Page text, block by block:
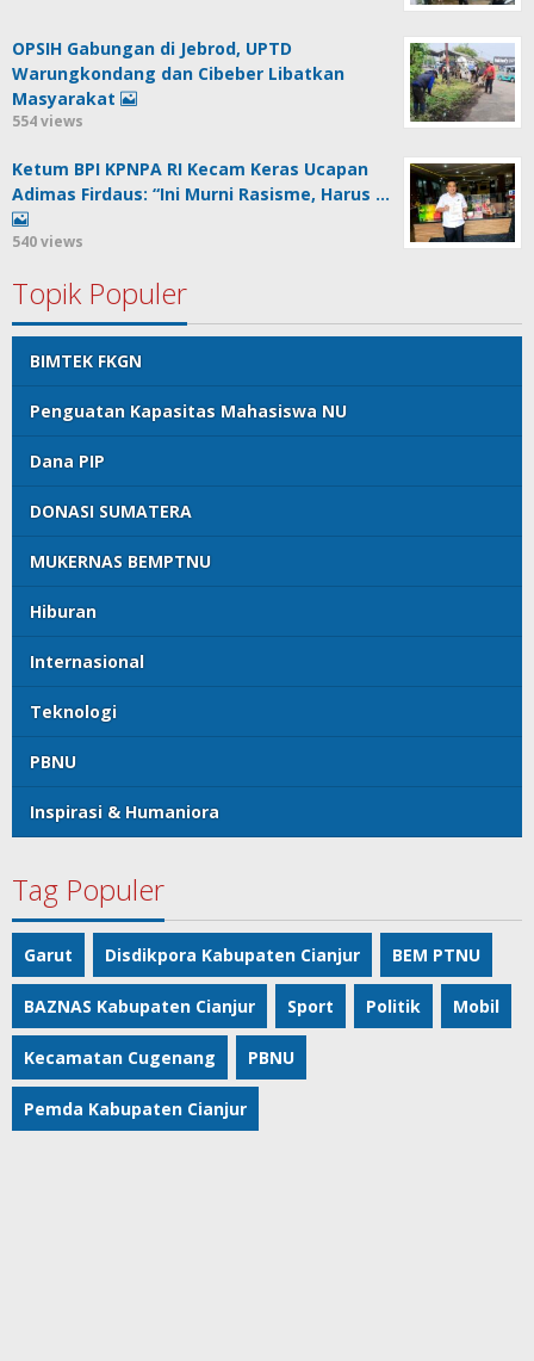
OPSIH Gabungan di Jebrod, UPTD
Warungkondang dan Cibeber Libatkan
Masyarakat
554 views
Ketum BPI KPNPA RI Kecam Keras Ucapan
Adimas Firdaus: “Ini Murni Rasisme, Harus …
540 views
Topik Populer
BIMTEK FKGN
Penguatan Kapasitas Mahasiswa NU
Dana PIP
DONASI SUMATERA
MUKERNAS BEMPTNU
Hiburan
Internasional
Teknologi
PBNU
Inspirasi & Humaniora
Tag Populer
Garut Disdikpora Kabupaten Cianjur BEM PTNU
BAZNAS Kabupaten Cianjur Sport Politik Mobil
Kecamatan Cugenang PBNU
Pemda Kabupaten Cianjur